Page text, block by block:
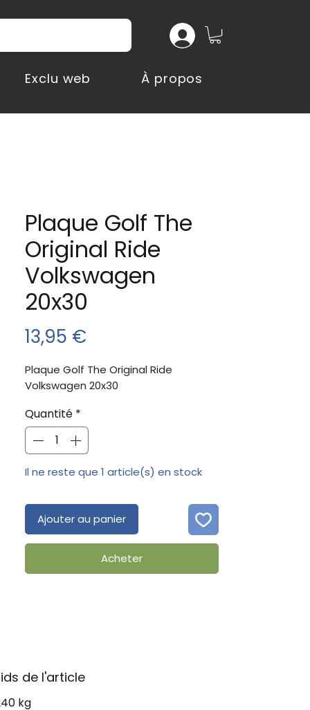
Exclu web À propos
Plaque Golf The
Original Ride
Volkswagen
20x30
13,95 €
Plaque Golf The Original Ride
Volkswagen 20x30
Quantité *
Il ne reste que 1 article(s) en stock
Ajouter au panier
Acheter
de l'article
kg